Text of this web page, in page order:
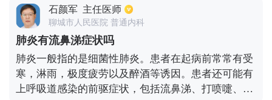
石颜军 主任医师
聊城市人民医院 普通内科
肺炎有流鼻涕症状吗
肺炎一般指的是细菌性肺炎。患者在起病前常常有受
寒，淋雨，极度疲劳以及醉酒等诱因。患者还可能有
上呼吸道感染的前驱症状，包括流鼻涕、打喷嚏、鼻